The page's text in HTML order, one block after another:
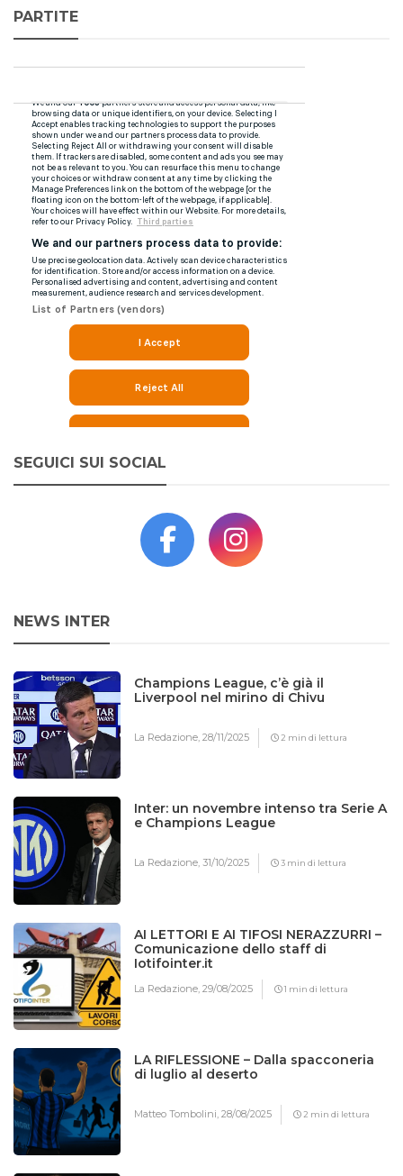
PARTITE
SEGUICI SUI SOCIAL
NEWS INTER
Champions League, c’è già il
Liverpool nel mirino di Chivu
La Redazione,28/11/2025 2 min di lettura
Inter: un novembre intenso tra Serie A
e Champions League
La Redazione,31/10/2025 3 min di lettura
AI LETTORI E AI TIFOSI NERAZZURRI –
Comunicazione dello staff di
Iotifointer.it
La Redazione,29/08/2025 1 min di lettura
LA RIFLESSIONE – Dalla spacconeria
di luglio al deserto
Matteo Tombolini,28/08/2025 2 min di lettura